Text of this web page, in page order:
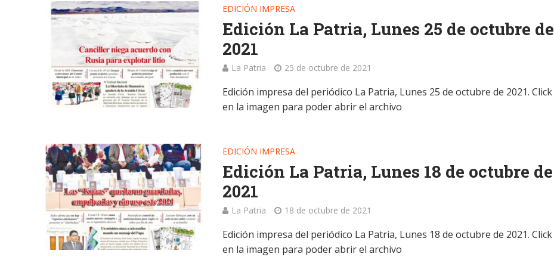
EDICIÓN IMPRESA
Edición La Patria, Lunes 25 de octubre de
2021
La Patria 25 de octubre de 2021
Edición impresa del periódico La Patria, Lunes 25 de octubre de 2021. Click
en la imagen para poder abrir el archivo
EDICIÓN IMPRESA
Edición La Patria, Lunes 18 de octubre de
2021
La Patria 18 de octubre de 2021
Edición impresa del periódico La Patria, Lunes 18 de octubre de 2021. Click
en la imagen para poder abrir el archivo